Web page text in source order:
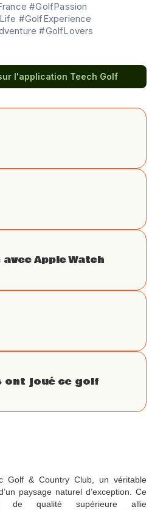
#GolfPassion
#GolfExperience
#GolfLovers
l'application Teech Golf
avec Apple Watch
ont joué ce golf
Golf & Country Club, un véritable
paysage naturel d’exception. Ce
de qualité supérieure allie